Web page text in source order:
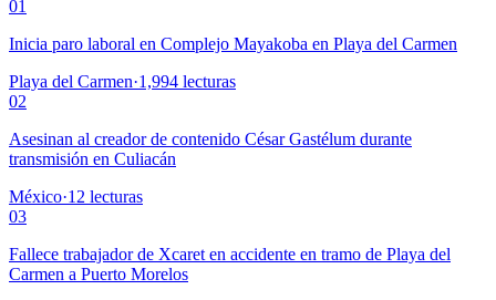
01
Inicia paro laboral en Complejo Mayakoba en Playa del Carmen
Playa del Carmen·1,994 lecturas
02
Asesinan al creador de contenido César Gastélum durante
transmisión en Culiacán
México·12 lecturas
03
Fallece trabajador de Xcaret en accidente en tramo de Playa del
Carmen a Puerto Morelos